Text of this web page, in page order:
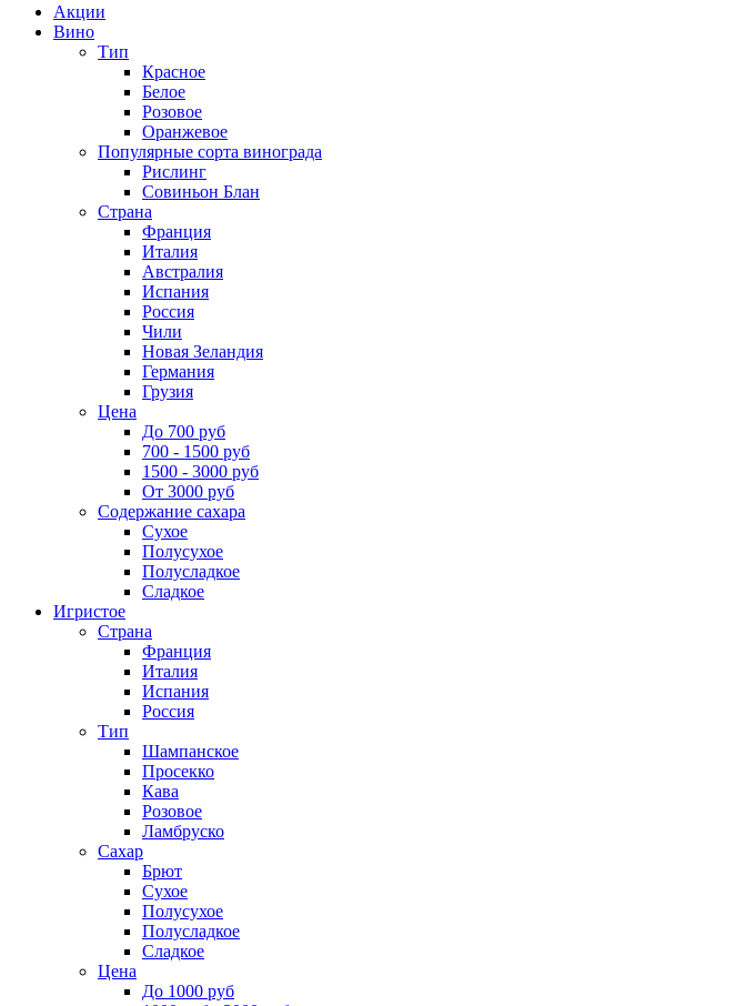
Акции
Вино
Тип
Красное
Белое
Розовое
Оранжевое
Популярные сорта винограда
Рислинг
Совиньон Блан
Страна
Франция
Италия
Австралия
Испания
Россия
Чили
Новая Зеландия
Германия
Грузия
Цена
До 700 руб
700 - 1500 руб
1500 - 3000 руб
От 3000 руб
Содержание сахара
Сухое
Полусухое
Полусладкое
Сладкое
Игристое
Страна
Франция
Италия
Испания
Россия
Тип
Шампанское
Просекко
Кава
Розовое
Ламбруско
Сахар
Брют
Сухое
Полусухое
Полусладкое
Сладкое
Цена
До 1000 руб